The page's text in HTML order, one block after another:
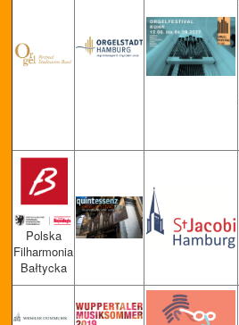
Polska
Filharmonia
Bałtycka